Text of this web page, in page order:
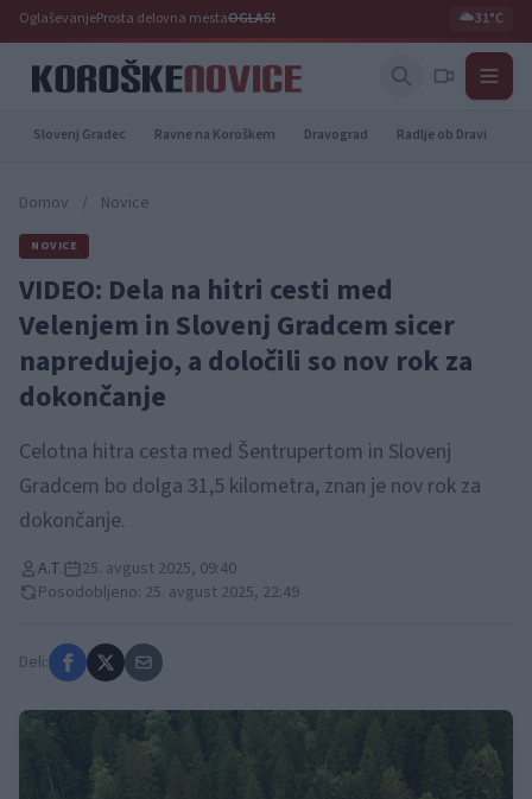
OglaševanjeProsta delovna mestaOGLASI 🌥️31°C
Slovenj Gradec Ravne na Koroškem Dravograd Radlje ob Dravi
Domov / Novice
NOVICE
VIDEO: Dela na hitri cesti med
Velenjem in Slovenj Gradcem sicer
napredujejo, a določili so nov rok za
dokončanje
Celotna hitra cesta med Šentrupertom in Slovenj
Gradcem bo dolga 31,5 kilometra, znan je nov rok za
dokončanje.
A.T.
25. avgust 2025, 09:40
Posodobljeno: 25. avgust 2025, 22:49
Deli: